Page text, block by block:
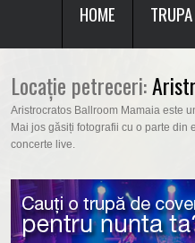
HOME TRUPA
Locație petreceri:
Aristrocratos Ballroom Mamaia este
Mai jos găsiți fotografii cu o parte din
concerte live.